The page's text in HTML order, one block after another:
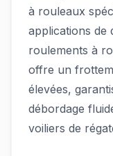
à rouleaux
applications de
roulements à
offre un
élevées,
débordage
voiliers de